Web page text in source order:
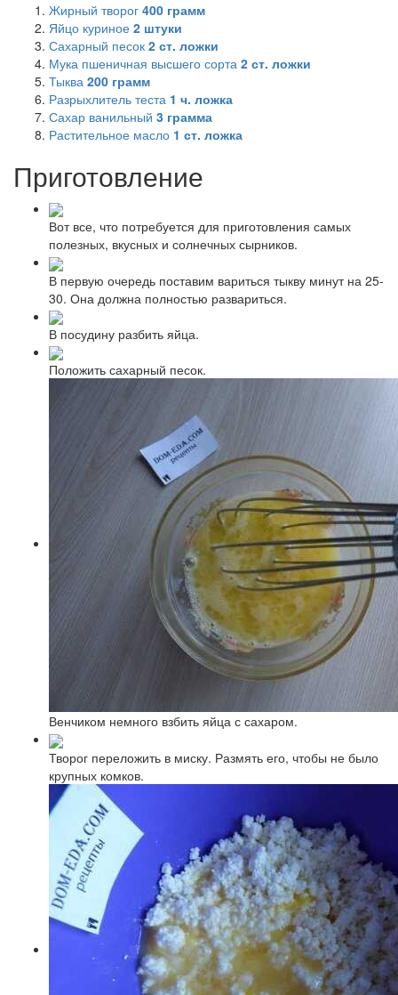
Жирный творог 400 грамм
Яйцо куриное 2 штуки
Сахарный песок 2 ст. ложки
Мука пшеничная высшего сорта 2 ст. ложки
Тыква 200 грамм
Разрыхлитель теста 1 ч. ложка
Сахар ванильный 3 грамма
Растительное масло 1 ст. ложка
Приготовление
Вот все, что потребуется для приготовления самых
полезных, вкусных и солнечных сырников.
В первую очередь поставим вариться тыкву минут на 25-
30. Она должна полностью развариться.
В посудину разбить яйца.
Положить сахарный песок.
Венчиком немного взбить яйца с сахаром.
Творог переложить в миску. Размять его, чтобы не было
крупных комков.